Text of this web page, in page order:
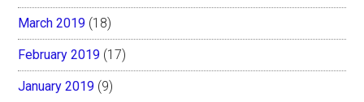
March 2019 (18)
February 2019 (17)
January 2019 (9)